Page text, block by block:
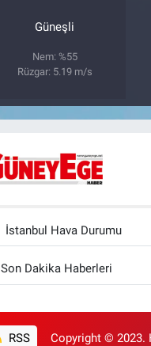
Güneşli
Nem: %55
Rüzgar: 5.19 m/s
İstanbul Hava Durumu
Son Dakika Haberleri
RSS Copyright © 2023.